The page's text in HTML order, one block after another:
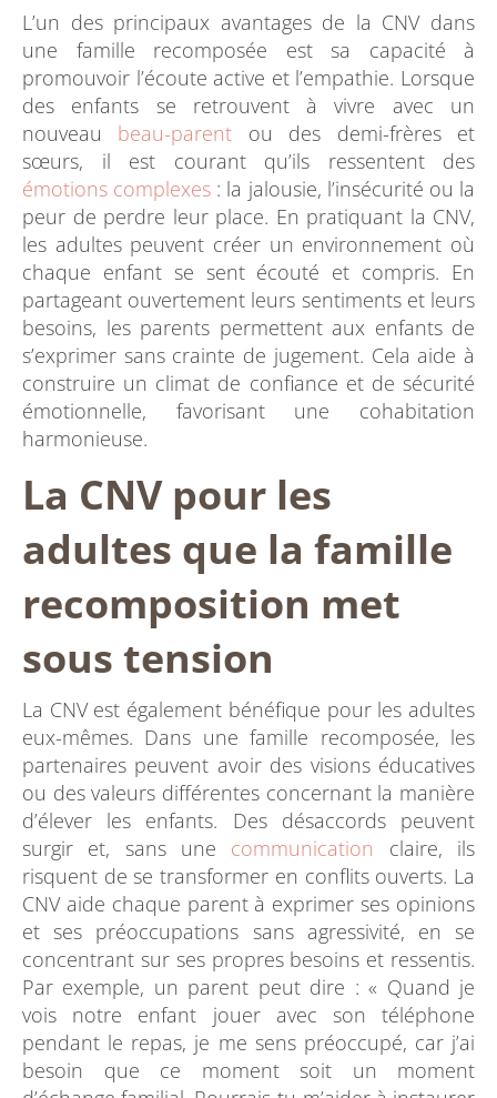
L’un des principaux avantages de la CNV dans
une famille recomposée est sa capacité à
promouvoir l’écoute active et l’empathie. Lorsque
des enfants se retrouvent à vivre avec un
nouveau beau-parent ou des demi-frères et
sœurs, il est courant qu’ils ressentent des
émotions complexes : la jalousie, l’insécurité ou la
peur de perdre leur place. En pratiquant la CNV,
les adultes peuvent créer un environnement où
chaque enfant se sent écouté et compris. En
partageant ouvertement leurs sentiments et leurs
besoins, les parents permettent aux enfants de
s’exprimer sans crainte de jugement. Cela aide à
construire un climat de confiance et de sécurité
émotionnelle, favorisant une cohabitation
harmonieuse.
La CNV pour les
adultes que la famille
recomposition met
sous tension
La CNV est également bénéfique pour les adultes
eux-mêmes. Dans une famille recomposée, les
partenaires peuvent avoir des visions éducatives
ou des valeurs différentes concernant la manière
d’élever les enfants. Des désaccords peuvent
surgir et, sans une communication claire, ils
risquent de se transformer en conflits ouverts. La
CNV aide chaque parent à exprimer ses opinions
et ses préoccupations sans agressivité, en se
concentrant sur ses propres besoins et ressentis.
Par exemple, un parent peut dire : « Quand je
vois notre enfant jouer avec son téléphone
pendant le repas, je me sens préoccupé, car j’ai
besoin que ce moment soit un moment